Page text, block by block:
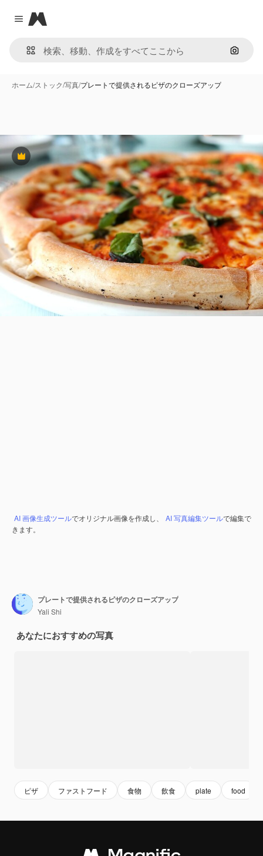
Close menu
Magnific
画像で
ホーム/ストック/写真/プレートで提供されるピザのクローズアップ
Premium
AI 画像生成ツールでオリジナル画像を作成し、 AI 写真編集ツールで編集で
きます。
プレートで提供されるピザのクローズアップ
Yali Shi
あなたにおすすめの写真
ピザ ファストフード 食物 飲食 plate food